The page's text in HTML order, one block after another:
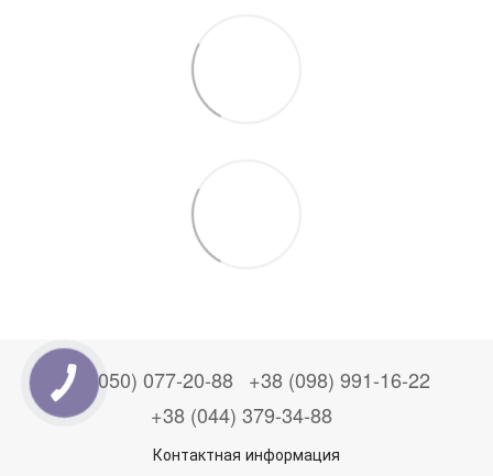
+38 (050) 077-20-88 +38 (098) 991-16-22
+38 (044) 379-34-88
Контактная информация